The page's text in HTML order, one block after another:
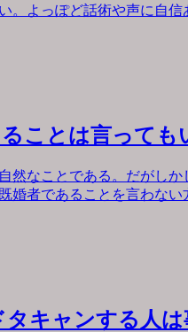
。よっぽど話術や声に自
ことは言っても
然なことである。だがし
婚者であることを言わな
キャンする人